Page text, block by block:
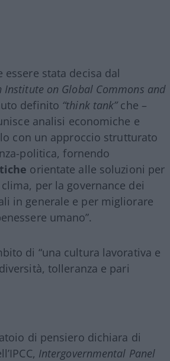
essere stata decisa dal
Institute on Global Commons and
definito “think tank”che –
analisi economiche e
con un approccio strutturato
politica, fornendo
orientate alle soluzioni per
per la governance dei
in generale e per migliorare
umano”.
di “una cultura lavorativa e
tolleranza e pari
di pensiero dichiara di
Intergovernmental Panel